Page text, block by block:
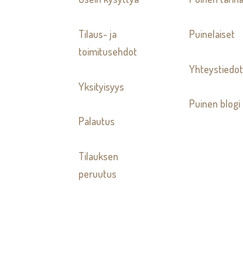
Tilaus- ja
toimitusehdot
Yksityisyys
Palautus
Tilauksen
peruutus
Puinelaiset
Yhteystiedot
Puinen blogi